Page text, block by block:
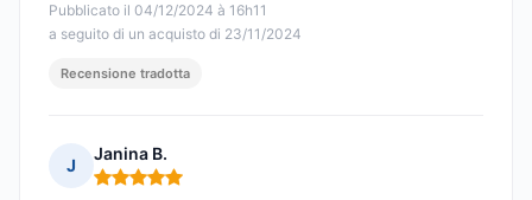
Pubblicato il 04/12/2024 à 16h11
a seguito di un acquisto di 23/11/2024
Recensione tradotta
J
Janina B.
Nota: 5 su 5